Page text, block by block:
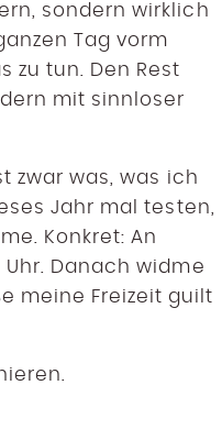
sondern wirklich
Tag vorm
zu tun. Den Rest
mit sinnloser
zwar was, was ich
Jahr mal testen,
Konkret: An
Uhr. Danach widme
meine Freizeit guilt